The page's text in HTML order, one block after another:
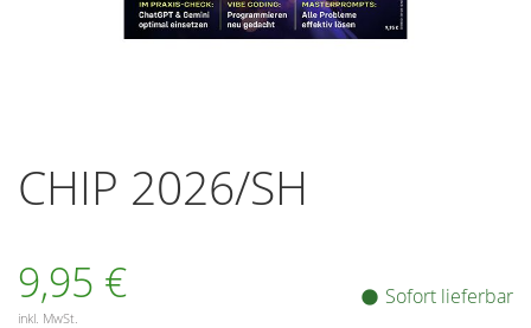
der
Bildergalerie
CHIP 2026/SH
Sofort lieferbar
9,95 €
inkl. MwSt.